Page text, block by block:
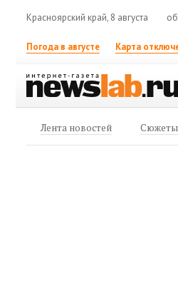
Красноярский край, 8 августа
Погода в августе Карта
Лента новостей Сюжеты